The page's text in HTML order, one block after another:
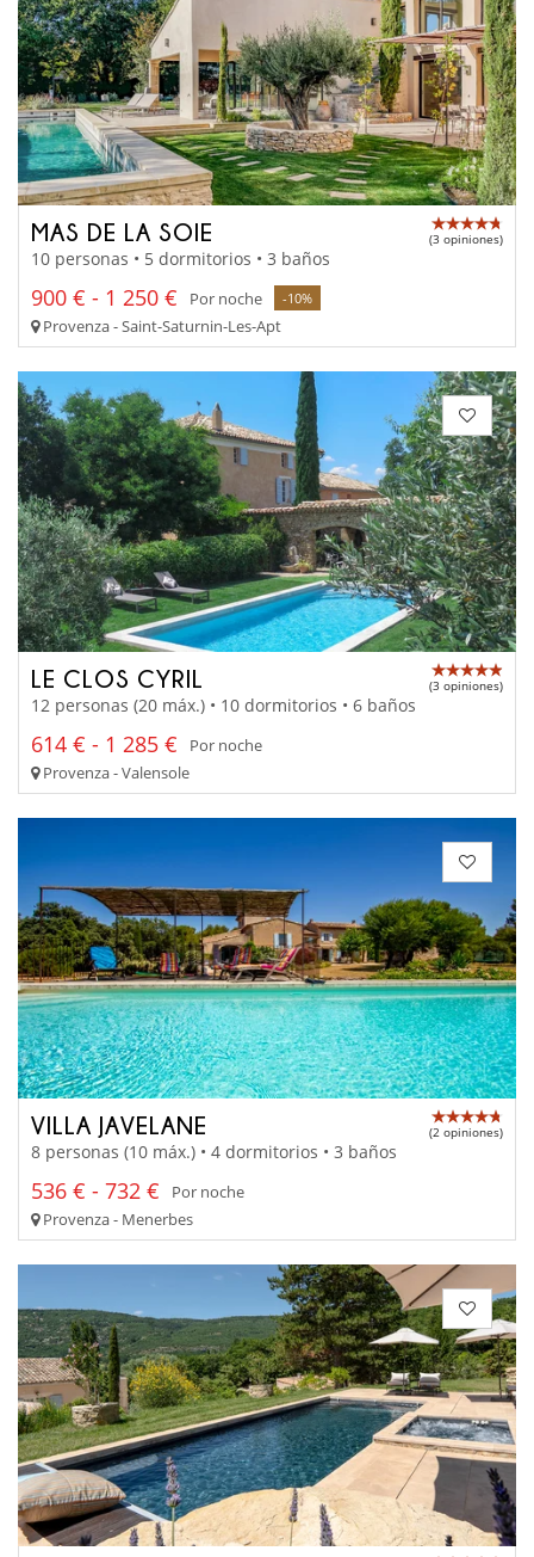
MAS DE LA SOIE (3 opiniones)
10 personas • 5 dormitorios • 3 baños
900 € - 1 250 € Por noche -10%
Provenza - Saint-Saturnin-Les-Apt
LE CLOS CYRIL (3 opiniones)
12 personas (20 máx.) • 10 dormitorios • 6 baños
614 € - 1 285 €
Por noche
Provenza - Valensole
VILLA JAVELANE (2 opiniones)
8 personas (10 máx.) • 4 dormitorios • 3 baños
536 € - 732 €
Por noche
Provenza - Menerbes